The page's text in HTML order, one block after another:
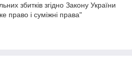
збитків згідно Закону України
право і суміжні права"